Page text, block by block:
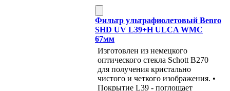
Фильтр ультрафиолетовый Benro
SHD UV L39+H ULCA WMC
67мм
Изготовлен из немецкого
оптического стекла Schott B270
для получения кристально
чистого и четкого изображения. •
Покрытие L39 - поглощает